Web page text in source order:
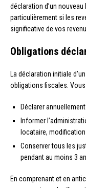
déclaration d’un
particulièrement si les
significative de vos
Obligations
La déclaration initiale
obligations fiscales.
Déclarer
Informer
locataire, modification
Conserver tous les
pendant au moins 3
En comprenant et en